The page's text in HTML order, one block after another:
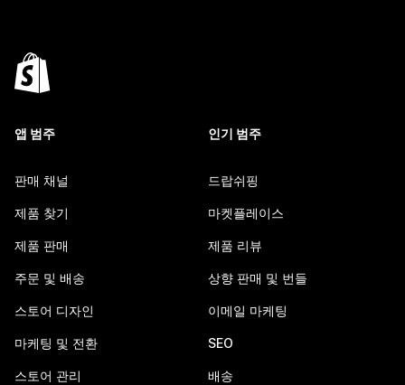
앱 범주
판매 채널
제품 찾기
제품 판매
주문 및 배송
스토어 디자인
마케팅 및 전환
스토어 관리
인기 범주
드랍쉬핑
마켓플레이스
제품 리뷰
상향 판매 및 번들
이메일 마케팅
SEO
배송